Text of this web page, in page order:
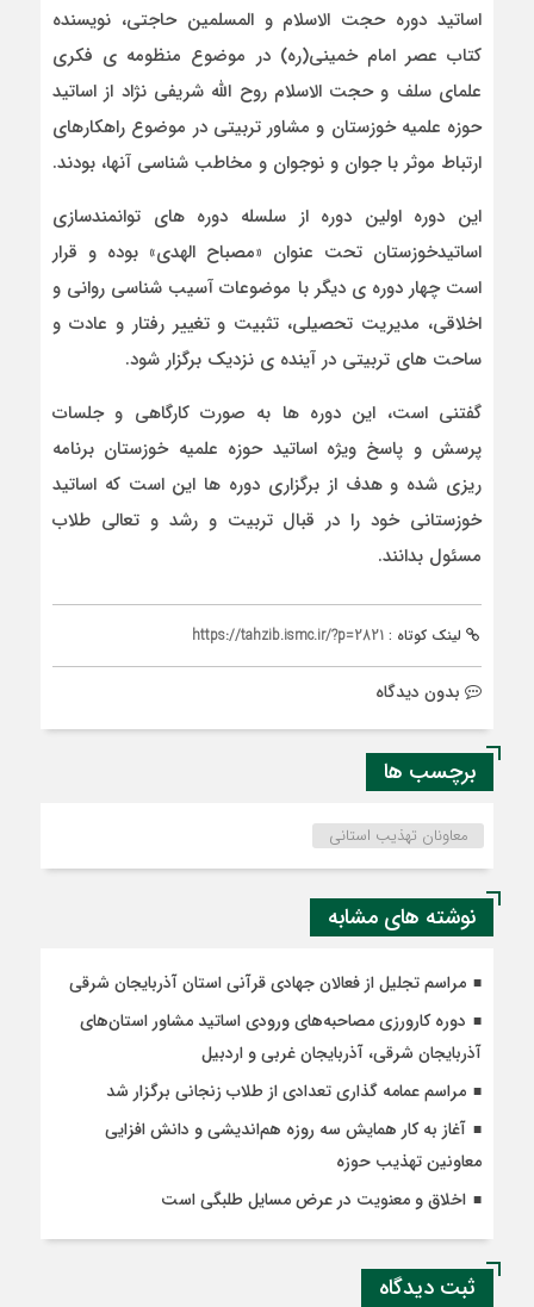
اساتید دوره حجت الاسلام و المسلمین حاجتی، نویسنده
کتاب عصر امام خمینی(ره) در موضوع منظومه ی فکری
علمای سلف و حجت الاسلام روح الله شریفی نژاد از اساتید
حوزه علمیه خوزستان و مشاور تربیتی در موضوع راهکارهای
ارتباط موثر با جوان و نوجوان و مخاطب شناسی آنها، بودند.
این دوره اولین دوره از سلسله دوره های توانمندسازی
اساتیدخوزستان تحت عنوان «مصباح الهدی» بوده و قرار
است چهار دوره ی دیگر با موضوعات آسیب شناسی روانی و
اخلاقی، مدیریت تحصیلی، تثبیت و تغییر رفتار و عادت و
ساحت های تربیتی در آینده ی نزدیک برگزار شود.
گفتنی است، این دوره ها به صورت کارگاهی و جلسات
پرسش و پاسخ ویژه اساتید حوزه علمیه خوزستان برنامه
ریزی شده و هدف از برگزاری دوره ها این است که اساتید
خوزستانی خود را در قبال تربیت و رشد و تعالی طلاب
مسئول بدانند.
لینک کوتاه : https://tahzib.ismc.ir/?p=2821
بدون دیدگاه
برچسب ها
معاونان تهذیب استانی
نوشته های مشابه
مراسم تجلیل از فعالان جهادی قرآنی استان آذربایجان شرقی
دوره کارورزی مصاحبه‌های ورودی اساتید مشاور استان‌های
آذربایجان شرقی، آذربایجان غربی و اردبیل
مراسم عمامه گذاری تعدادی از طلاب زنجانی برگزار شد
آغاز به کار همایش سه روزه هم‌اندیشی و دانش افزایی
معاونین تهذیب حوزه‌
اخلاق و معنویت در عرض مسایل طلبگی است
ثبت دیدگاه